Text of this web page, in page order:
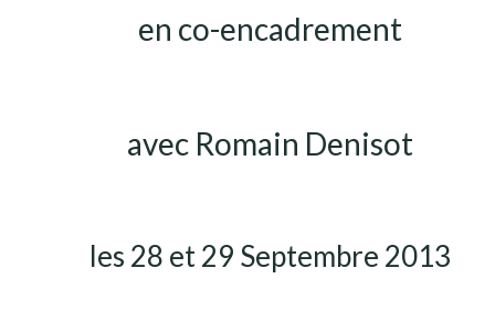
en co-encadrement
avec Romain Denisot
les 28 et 29 Septembre 2013